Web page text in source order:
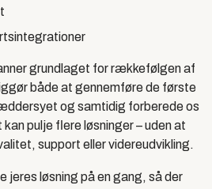
grundlaget for rækkefølgen af
både at gennemføre de første
og samtidig forberede os
pulje flere løsninger – uden at
support eller videreudvikling.
jeres løsning på en gang, så der